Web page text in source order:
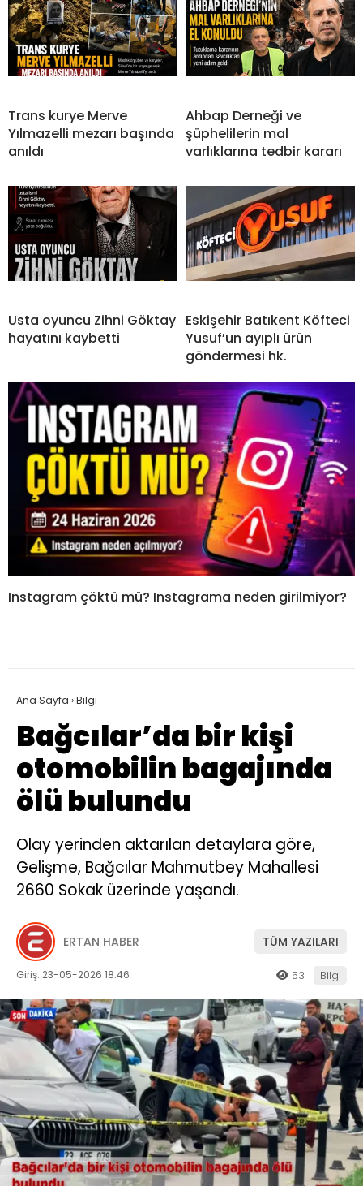
Trans kurye Merve
Yılmazelli mezarı başında
anıldı
Ahbap Derneği ve
şüphelilerin mal
varlıklarına tedbir kararı
Usta oyuncu Zihni Göktay
hayatını kaybetti
Eskişehir Batıkent Köfteci
Yusuf’un ayıplı ürün
göndermesi hk.
Instagram çöktü mü? Instagrama neden girilmiyor?
Ana Sayfa ›Bilgi
Bağcılar’da bir kişi
otomobilin bagajında
ölü bulundu
Olay yerinden aktarılan detaylara göre,
Gelişme, Bağcılar Mahmutbey Mahallesi
2660 Sokak üzerinde yaşandı.
ERTAN HABER TÜM YAZILARI
Giriş: 23-05-2026 18:46 53 Bilgi